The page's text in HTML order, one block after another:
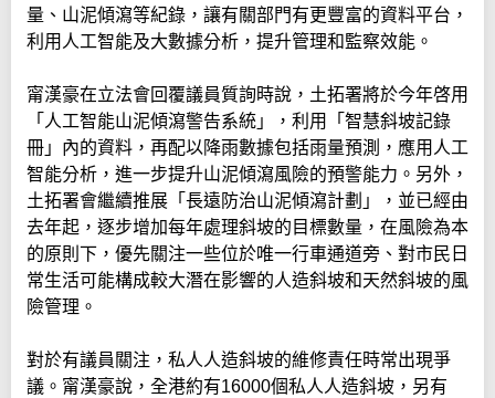
量、山泥傾瀉等紀錄，讓有關部門有更豐富的資料平台，
利用人工智能及大數據分析，提升管理和監察效能。
甯漢豪在立法會回覆議員質詢時說，土拓署將於今年啓用
「人工智能山泥傾瀉警告系統」，利用「智慧斜坡記錄
冊」內的資料，再配以降雨數據包括雨量預測，應用人工
智能分析，進一步提升山泥傾瀉風險的預警能力。另外，
土拓署會繼續推展「長遠防治山泥傾瀉計劃」，並已經由
去年起，逐步增加每年處理斜坡的目標數量，在風險為本
的原則下，優先關注一些位於唯一行車通道旁、對市民日
常生活可能構成較大潛在影響的人造斜坡和天然斜坡的風
險管理。
對於有議員關注，私人人造斜坡的維修責任時常出現爭
議。甯漢豪說，全港約有16000個私人人造斜坡，另有